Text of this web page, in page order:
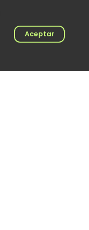
Aceptar